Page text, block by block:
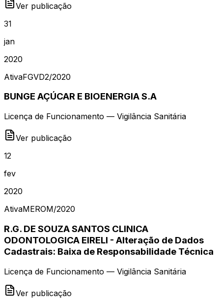
Ver publicação
31
jan
2020
AtivaFGVD2/2020
BUNGE AÇÚCAR E BIOENERGIA S.A
Licença de Funcionamento — Vigilância Sanitária
Ver publicação
12
fev
2020
AtivaMEROM/2020
R.G. DE SOUZA SANTOS CLINICA
ODONTOLOGICA EIRELI - Alteração de Dados
Cadastrais: Baixa de Responsabilidade Técnica
Licença de Funcionamento — Vigilância Sanitária
Ver publicação